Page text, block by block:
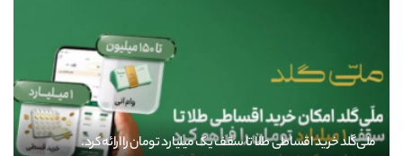
ملی‌گلد خرید اقساطی طلا تا سقف یک میلیارد تومان را ارائه کرد.